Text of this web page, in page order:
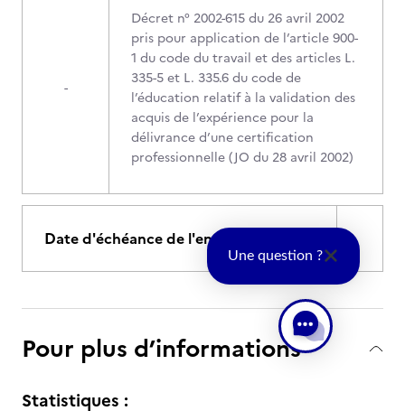
-
Décret n° 2002-615 du 26 avril 2002
pris pour application de l’article 900-
1 du code du travail et des articles L.
335-5 et L. 335.6 du code de
l’éducation relatif à la validation des
acquis de l’expérience pour la
délivrance d’une certification
professionnelle (JO du 28 avril 2002)
Date d'échéance de l'enregistrement
Pour plus d’informations
Statistiques :
Une question ?